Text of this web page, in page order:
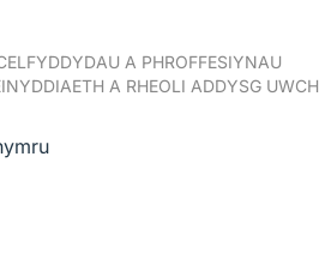
A PHROFFESIYNAU
A RHEOLI ADDYSG UWCH